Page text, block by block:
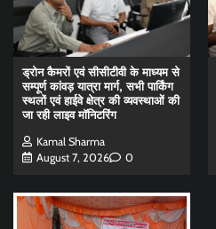
ड्रोन कैमरों एवं सीसीटीवी के माध्यम से
सम्पूर्ण कांवड़ यात्रा मार्ग, सभी पार्किंग
स्थलों एवं हाईवे क्षेत्र की व्यवस्थाओं की
जा रही लाइव मॉनिटरिंग
Kamal Sharma
August 7, 2026
0